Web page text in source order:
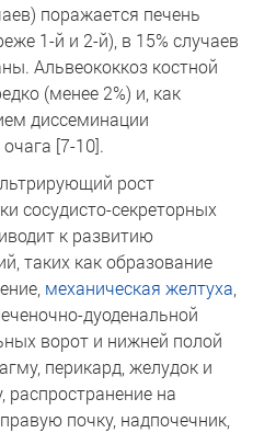
поражается печень
1-й и 2-й), в 15% случаев
Альвеококкоз костной
(менее 2%) и, как
диссеминации
[7-10].
рост
сосудисто-секреторных
к развитию
таких как образование
механическая желтуха
дуоденальной
ворот и нижней полой
перикард, желудок и
распространение на
почку, надпочечник,